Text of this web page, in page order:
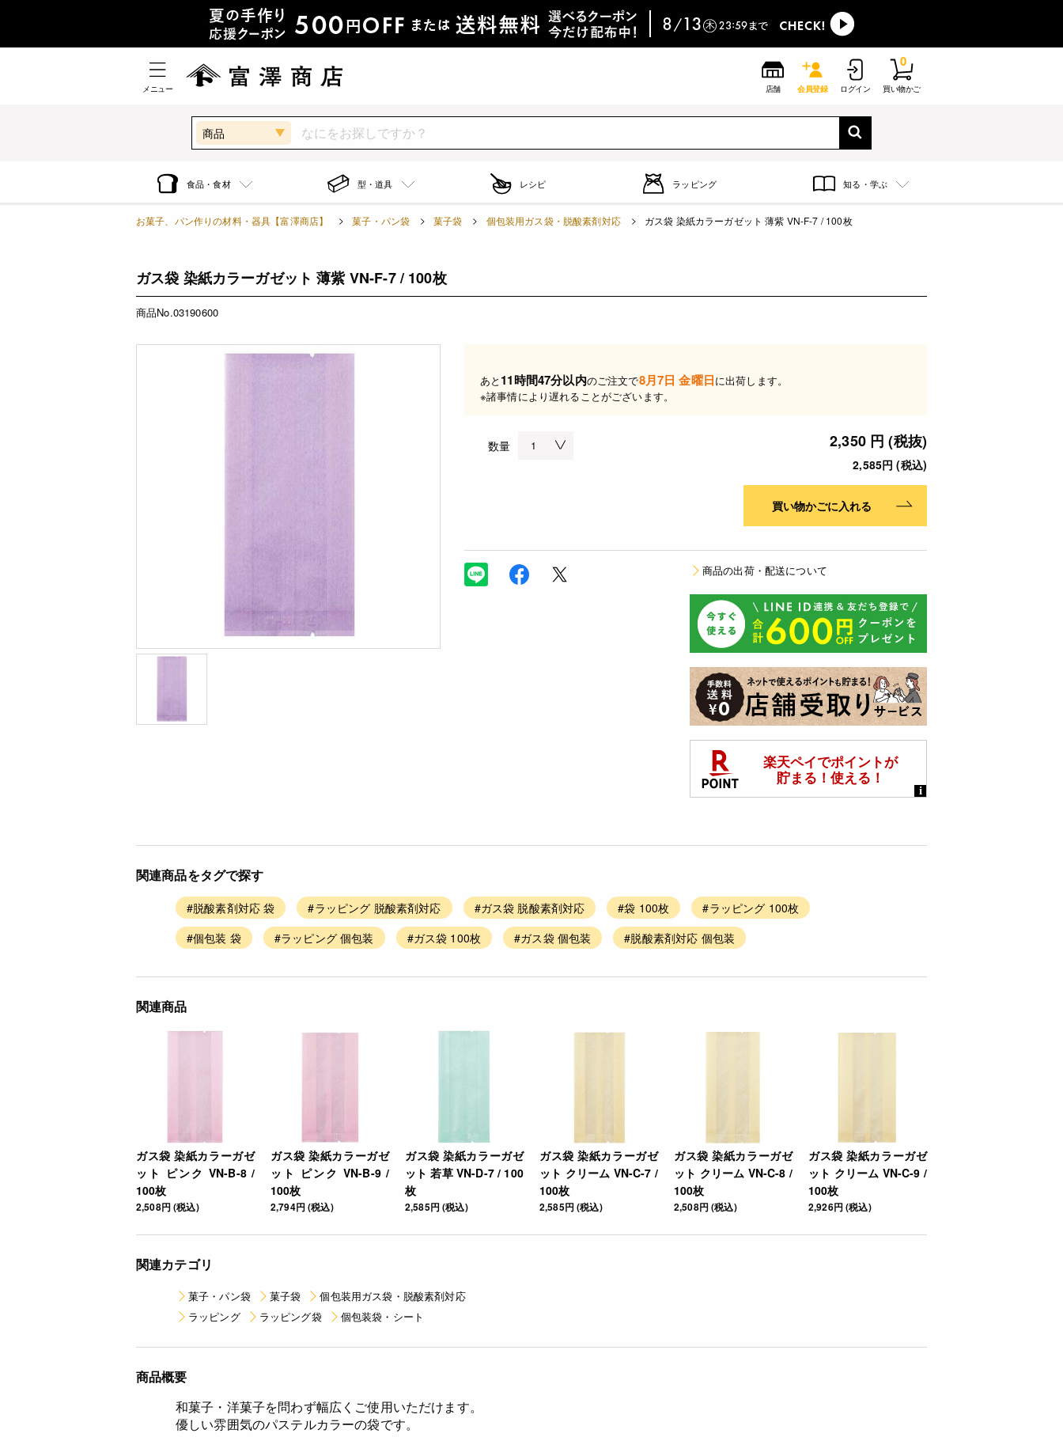
メニュー 店舗 会員登録 ログイン 買い物かご
0
商品
食品・食材 型・道具 レシピ ラッピング 知る・学ぶ
お菓子、パン作りの材料・器具【富澤商店】 菓子・パン袋 菓子袋 個包装用ガス袋・脱酸素剤対応 ガス袋 染紙カラーガゼット 薄紫 VN-F-7 / 100枚
ガス袋 染紙カラーガゼット 薄紫 VN-F-7 / 100枚
商品No.03190600
あと 11時間47分以内のご注文で8月7日 金曜日に出荷します。
※諸事情により遅れることがございます。
数量 2,350 円 (税抜)
2,585円 (税込)
買い物かごに入れる
商品の出荷・配送について
関連商品をタグで探す
#脱酸素剤対応 袋 #ラッピング 脱酸素剤対応 #ガス袋 脱酸素剤対応 #袋 100枚
#ラッピング 100枚
#個包装 袋
#ラッピング 個包装 #ガス袋 100枚 #ガス袋 個包装 #脱酸素剤対応 個包装
関連商品
ガス袋 染紙カラーガゼ
ット ピンク VN-B-8 /
100枚
2,508円 (税込)
ガス袋 染紙カラーガゼ
ット ピンク VN-B-9 /
100枚
2,794円 (税込)
ガス袋 染紙カラーガゼ
ット 若草 VN-D-7 / 100
枚
2,585円 (税込)
ガス袋 染紙カラーガゼ
ット クリーム VN-C-7 /
100枚
2,585円 (税込)
ガス袋 染紙カラーガゼ
ット クリーム VN-C-8 /
100枚
2,508円 (税込)
ガス袋 染紙カラーガゼ
ット クリーム VN-C-9 /
100枚
2,926円 (税込)
関連カテゴリ
菓子・パン袋 菓子袋
個包装用ガス袋・脱酸素剤対応
ラッピング
ラッピング袋 個包装袋・シート
商品概要
和菓子・洋菓子を問わず幅広くご使用いただけます。
優しい雰囲気のパステルカラーの袋です。